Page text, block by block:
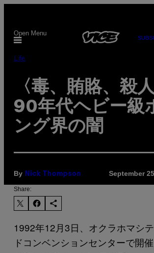
content
Open Menu
Life
〈毒、賄賂、殺
90年代ヘビー級
ング界の闇
By Nick Thompson September
Share:
1992年12月3日、オクラホマシ
ドコンベンションセンターで開